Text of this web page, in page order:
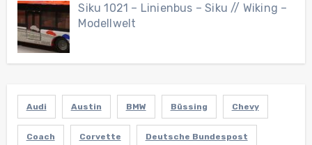
Siku 1021 – Linienbus – Siku // Wiking –
Modellwelt
Audi Austin BMW Büssing Chevy
Coach Corvette Deutsche Bundespost